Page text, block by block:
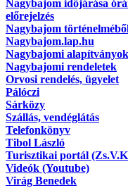
Nagybajom időjárása
előrejelzés
Nagybajom
Nagybajom.lap.hu
Nagybajomi alapítványok
Nagybajomi rendeletek
Orvosi rendelés, ügyelet
Pálóczi
Sárközy
Szállás, vendéglátás
Telefonkönyv
Tibol László
Turisztikai portál
Videók (Youtube)
Virág Benedek